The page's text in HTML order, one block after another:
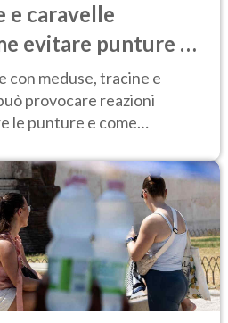
e caravelle
evitare punture e
di contatto
con meduse, tracine e
provocare reazioni
le punture e come